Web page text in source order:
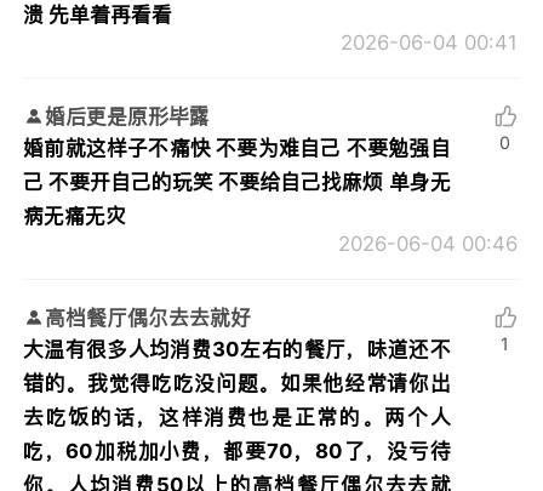
溃 先单着再看看
2026-06-04 00:41
婚后更是原形毕露
婚前就这样子不痛快 不要为难自己 不要勉强自
己 不要开自己的玩笑 不要给自己找麻烦 单身无
病无痛无灾
2026-06-04 00:46
0
高档餐厅偶尔去去就好
大温有很多人均消费30左右的餐厅，味道还不
错的。我觉得吃吃没问题。如果他经常请你出
去吃饭的话，这样消费也是正常的。两个人
吃，60加税加小费，都要70，80了，没亏待
你。人均消费50以上的高档餐厅偶尔去去就
1